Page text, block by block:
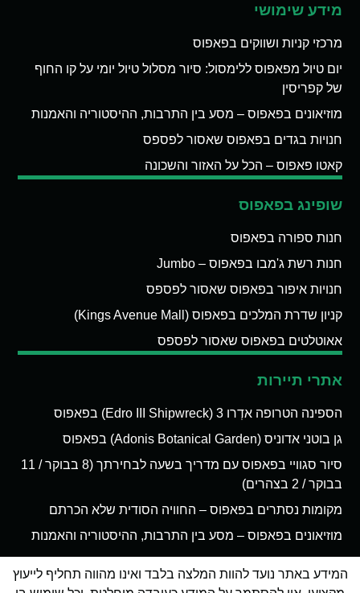
מידע שימושי
מרכזי קניות ושווקים בפאפוס
יום טיול מפאפוס ללימסול: סיור מסלול טיול יומי על קו החוף
של קפריסין
מוזיאונים בפאפוס – מסע בין התרבות, ההיסטוריה והאמנות
חנויות בגדים בפאפוס שאסור לפספס
קאטו פאפוס – הכל על האזור והשכונה
שופינג בפאפוס
חנות ספורה בפאפוס
חנות רשת ג'מבו בפאפוס – Jumbo
חנויות איפור בפאפוס שאסור לפספס
קניון שדרת המלכים בפאפוס (Kings Avenue Mall)
אאוטלטים בפאפוס שאסור לפספס
אתרי תיירות
הספינה הטרופה אדְרו 3 (Edro III Shipwreck) בפאפוס
גן בוטני אדוניס (Adonis Botanical Garden) בפאפוס
סיור סגוויי בפאפוס עם מדריך בשעה לבחירתך (8 בבוקר / 11
בבוקר / 2 בצהרים)
מקומות נסתרים בפאפוס – החוויה הסודית שלא הכרתם
מוזיאונים בפאפוס – מסע בין התרבות, ההיסטוריה והאמנות
המידע באתר נועד להוות המלצה בלבד ואינו מהווה תחליף לייעוץ